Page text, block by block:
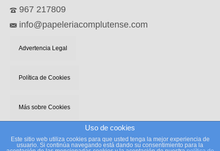
967 217809
info@papeleriacomplutense.com
Advertencia Legal
Política de Cookies
Más sobre Cookies
© 2026 PAPELERIA COMPLUTENSE webmaster: Javier Asensio - 967 217 809 -
Uso de cookies
Este sitio web utiliza cookies para que usted tenga la mejor experiencia de
usuario. Si continúa navegando está dando su consentimiento para la